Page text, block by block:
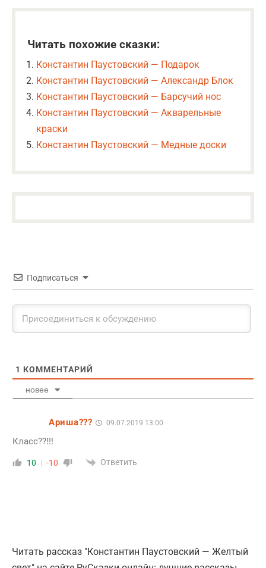
Читать похожие сказки:
Константин Паустовский — Подарок
Константин Паустовский — Александр Блок
Константин Паустовский — Барсучий нос
Константин Паустовский — Акварельные
краски
Константин Паустовский — Медные доски
Подписаться
1 КОММЕНТАРИЙ
новее
Ариша??? 09.07.2019 13:00
Класс??!!!
10 -10 Ответить
Читать рассказ "Константин Паустовский — Желтый